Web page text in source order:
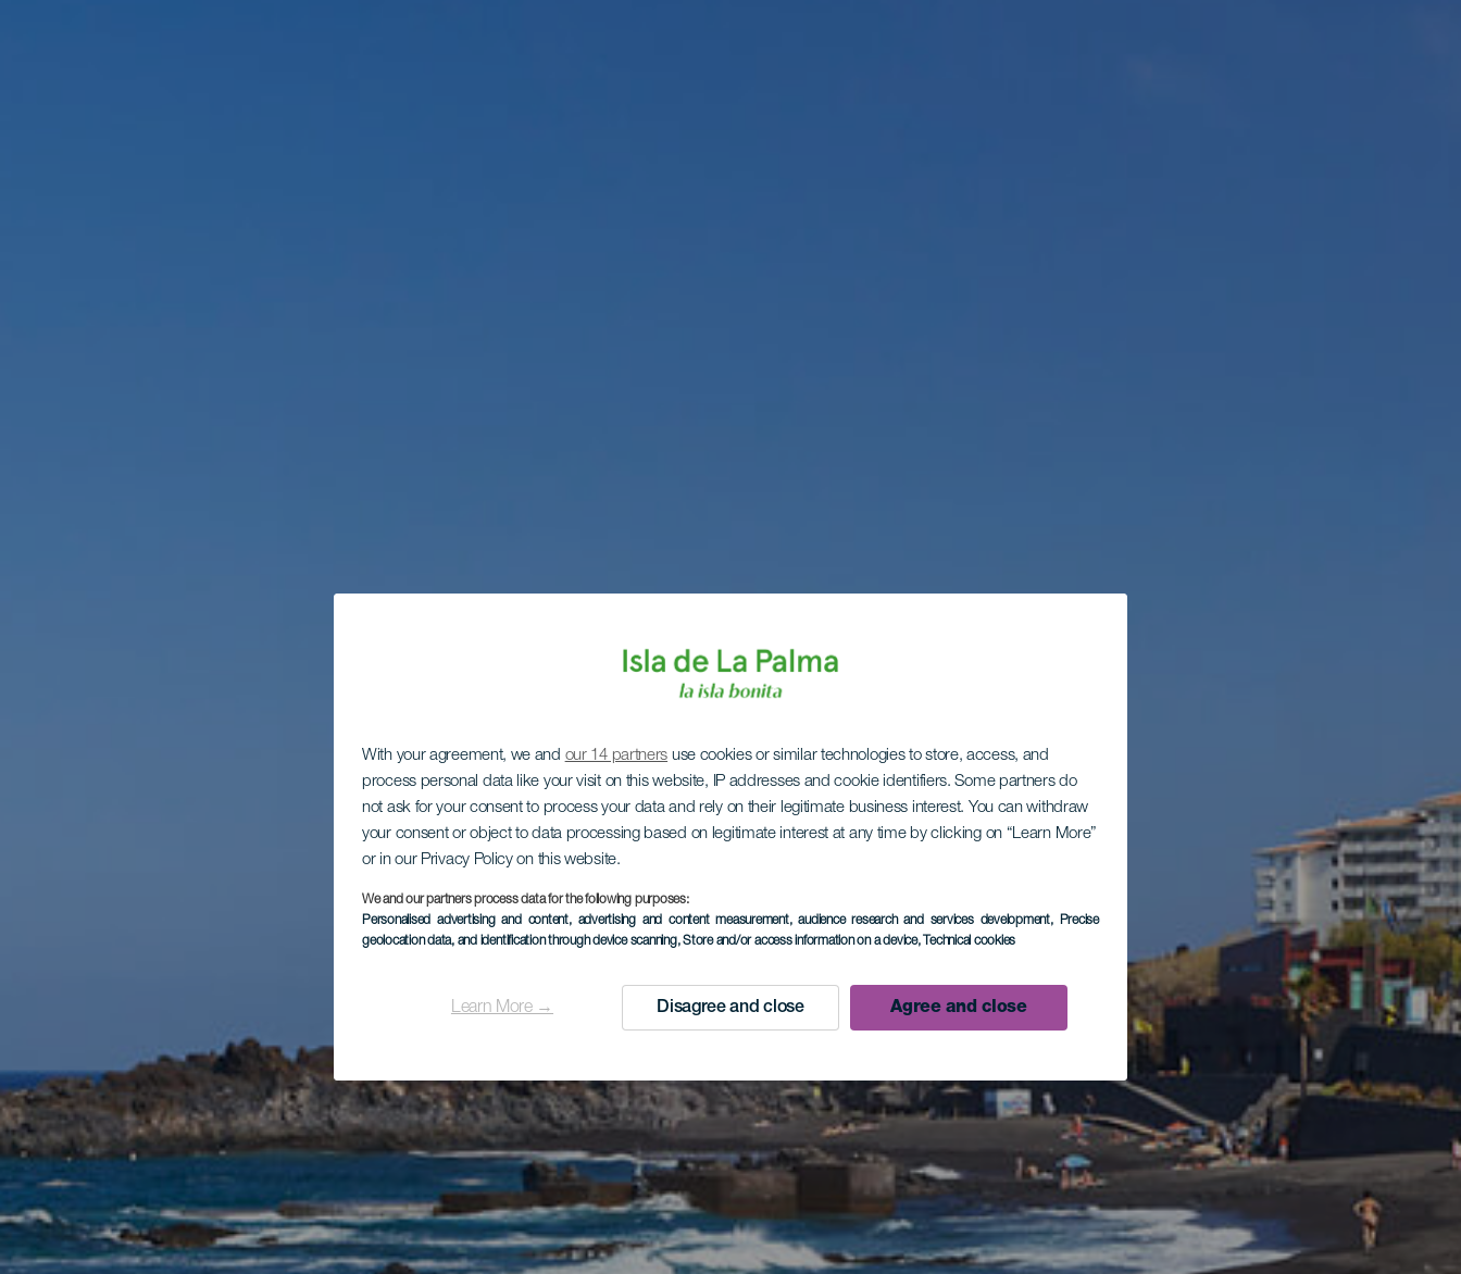
With your agreement, we and our 14 partners use cookies or similar technologies to store, access, and
process personal data like your visit on this website, IP addresses and cookie identifiers. Some partners do
not ask for your consent to process your data and rely on their legitimate business interest. You can withdraw
your consent or object to data processing based on legitimate interest at any time by clicking on “Learn More”
or in our Privacy Policy on this website.
We and our partners process data for the following purposes:
Personalised advertising and content, advertising and content measurement, audience research and services development, Precise
geolocation data, and identification through device scanning, Store and/or access information on a device, Technical cookies
Learn More → Disagree and close Agree and close